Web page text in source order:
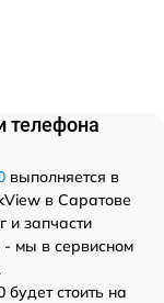
телефона
выполняется в
в Саратове
и запчасти
мы в сервисном
стоить на